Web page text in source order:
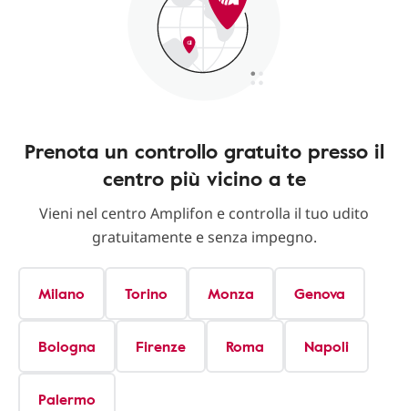
Prenota un controllo gratuito presso il
centro più vicino a te
Vieni nel centro Amplifon e controlla il tuo udito
gratuitamente e senza impegno.
Milano Torino Monza Genova
Bologna Firenze Roma Napoli
Palermo